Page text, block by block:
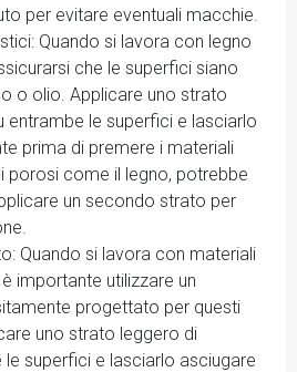
per evitare eventuali macchie.
Quando si lavora con legno
che le superfici siano
o olio. Applicare uno strato
entrambe le superfici e lasciarlo
prima di premere i materiali
porosi come il legno, potrebbe
un secondo strato per
Quando si lavora con materiali
importante utilizzare un
progettato per questi
uno strato leggero di
superfici e lasciarlo asciugare